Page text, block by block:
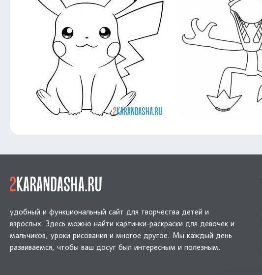
удобный и функциональный сайт для творчества детей и
взрослых. Здесь можно найти картинки-раскраски для девочек и
мальчиков, уроки рисования и многое другое. Мы каждый день
развиваемся, чтобы ваш досуг был интересным и полезным.